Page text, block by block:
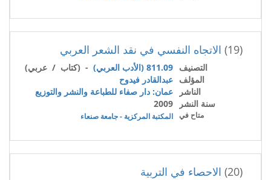
(19) الاتجاه النفسي في نقد الشعر العربي
التصنيف 811.09 (الأدب العربي)
- (كتاب / عربي)
المؤلف عبدالقادر فيدوح
الناشر
عمان: دار صفاء للطباعة والنشر والتوزيع
سنة النشر
2009
متاح في المكتبة المركزية - جامعة صنعاء
(20) الاحصاء في التربية